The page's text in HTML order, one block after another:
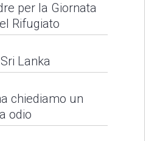
per la Giornata
Rifugiato
Lanka
chiediamo un
odio